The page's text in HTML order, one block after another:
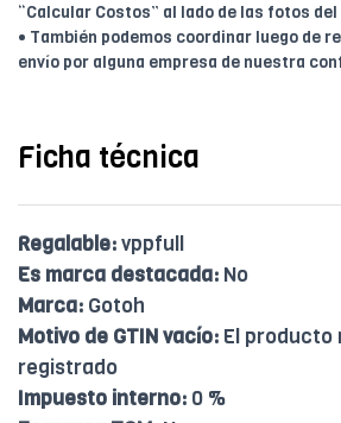
“Calcular Costos” al lado de las fotos
• También podemos coordinar luego de
envío por alguna empresa de nuestra
Ficha técnica
Regalable:vppfull
Es marca destacada: No
Marca: Gotoh
Motivo de GTIN vacío: El producto
registrado
Impuesto interno: 0 %